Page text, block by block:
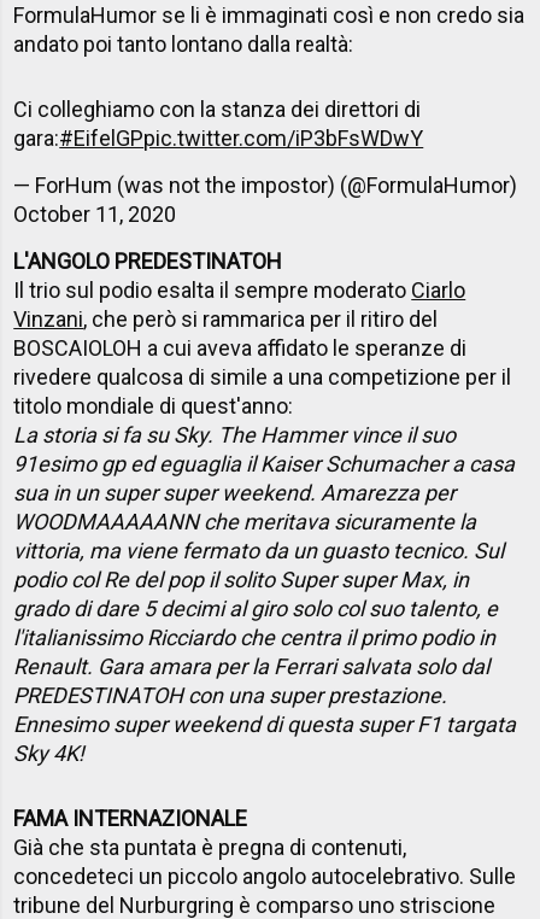
FormulaHumor se li è immaginati così e non credo sia
andato poi tanto lontano dalla realtà:
Ci colleghiamo con la stanza dei direttori di
gara:#EifelGPpic.twitter.com/iP3bFsWDwY
— ForHum (was not the impostor) (@FormulaHumor)
October 11, 2020
L'ANGOLO PREDESTINATOH
Il trio sul podio esalta il sempre moderato Ciarlo
Vinzani, che però si rammarica per il ritiro del
BOSCAIOLOH a cui aveva affidato le speranze di
rivedere qualcosa di simile a una competizione per il
titolo mondiale di quest'anno:
La storia si fa su Sky. The Hammer vince il suo
91esimo gp ed eguaglia il Kaiser Schumacher a casa
sua in un super super weekend. Amarezza per
WOODMAAAAANN che meritava sicuramente la
vittoria, ma viene fermato da un guasto tecnico. Sul
podio col Re del pop il solito Super super Max, in
grado di dare 5 decimi al giro solo col suo talento, e
l'italianissimo Ricciardo che centra il primo podio in
Renault. Gara amara per la Ferrari salvata solo dal
PREDESTINATOH con una super prestazione.
Ennesimo super weekend di questa super F1 targata
Sky 4K!
FAMA INTERNAZIONALE
Già che sta puntata è pregna di contenuti,
concedeteci un piccolo angolo autocelebrativo. Sulle
tribune del Nurburgring è comparso uno striscione